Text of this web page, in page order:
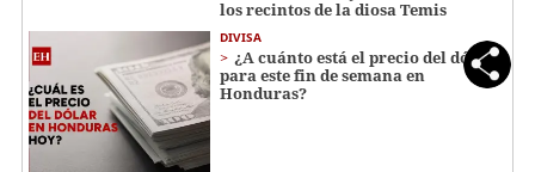
los recintos de la diosa Temis
DIVISA
¿A cuánto está el precio del dólar
para este fin de semana en
Honduras?